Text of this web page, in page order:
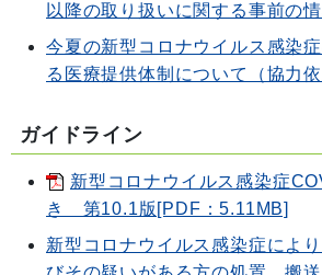
以降の取り扱いに関する事前の
今夏の新型コロナウイルス感染
る医療提供体制について（協力依
ガイドライン
新型コロナウイルス感染症
き 第10.1版[PDF：5.11MB]
新型コロナウイルス感染症によ